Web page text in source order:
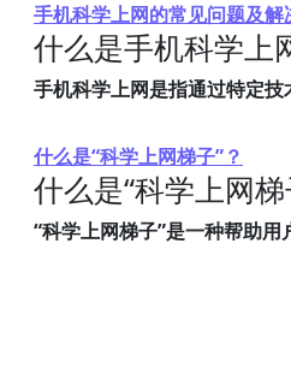
手机科学上网的常见问题及解
什么是手机科学上
手机科学上网是指通过特定技
什么是“科学上网梯子”？
什么是“科学上网梯
“科学上网梯子”是一种帮助用